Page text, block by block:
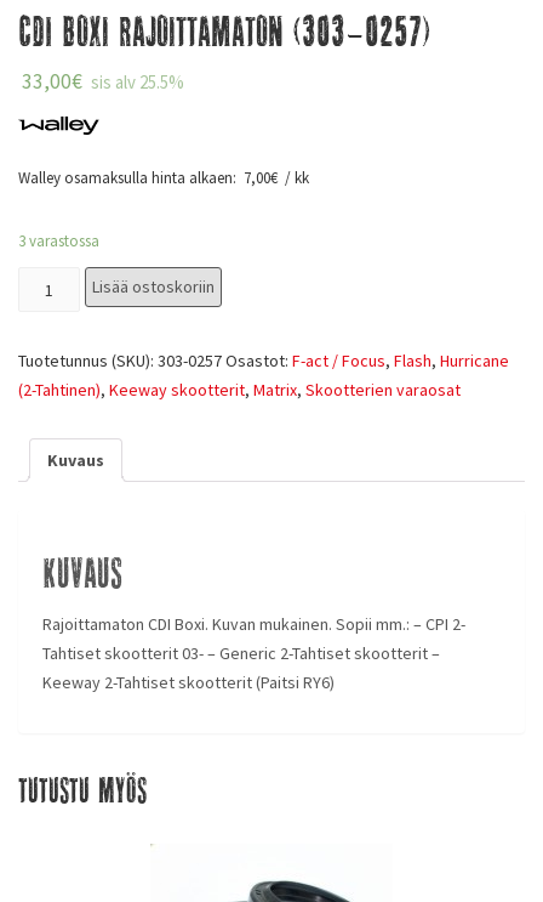
CDI Boxi Rajoittamaton (303-0257)
33,00€ sis alv 25.5%
Walley osamaksulla hinta alkaen: 7,00€ / kk
3 varastossa
Lisää ostoskoriin
Tuotetunnus (SKU): 303-0257Osastot: F-act / Focus, Flash, Hurricane
(2-Tahtinen), Keeway skootterit, Matrix, Skootterien varaosat
Kuvaus
Kuvaus
Rajoittamaton CDI Boxi. Kuvan mukainen. Sopii mm.: – CPI 2-
Tahtiset skootterit 03- – Generic 2-Tahtiset skootterit –
Keeway 2-Tahtiset skootterit (Paitsi RY6)
Tutustu myös